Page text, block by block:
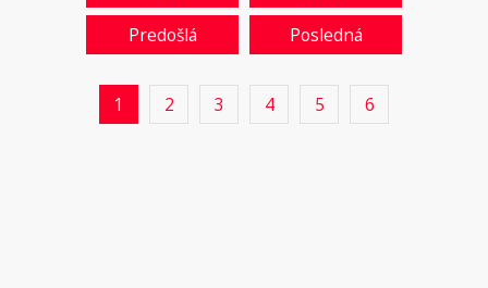
Predošlá
1 2 3 4 5 6
Posledná